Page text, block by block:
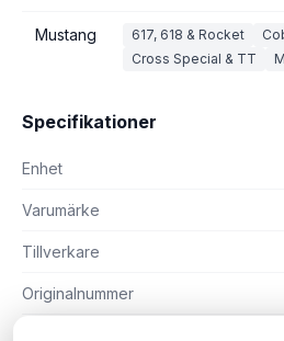
Mustang 617, 618 & Rocket
Cross Special & TT
Specifikationer
Enhet
Varumärke
Tillverkare
Originalnummer